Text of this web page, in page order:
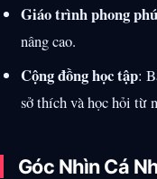
Giáo trình phong phú
nâng cao.
Cộng đồng học tập:
sở thích và học hỏi từ
Góc Nhìn Cá